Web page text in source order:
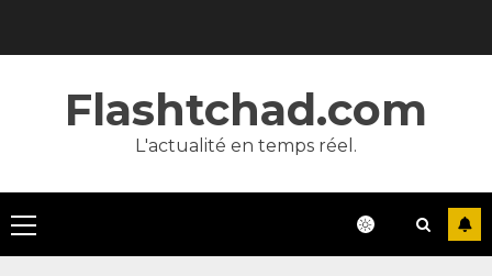
Flashtchad.com
L'actualité en temps réel.
Primary
Menu